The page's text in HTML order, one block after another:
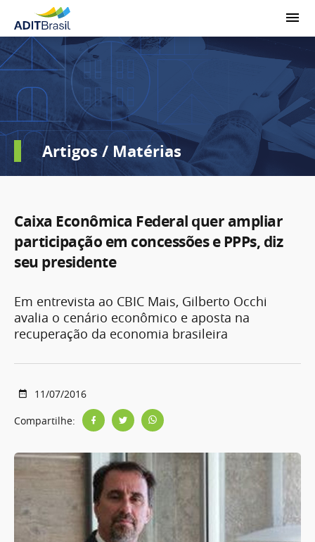
Artigos / Matérias
Caixa Econômica Federal quer ampliar
participação em concessões e PPPs, diz
seu presidente
Em entrevista ao CBIC Mais, Gilberto Occhi
avalia o cenário econômico e aposta na
recuperação da economia brasileira
11/07/2016
Compartilhe: